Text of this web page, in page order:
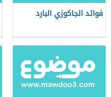
فوائد الجاكوزي البارد